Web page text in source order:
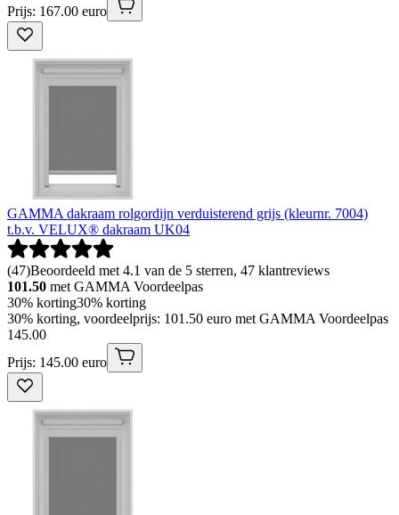
Prijs: 167.00 euro
GAMMA dakraam rolgordijn verduisterend grijs (kleurnr. 7004)
t.b.v. VELUX® dakraam UK04
(47)Beoordeeld met 4.1 van de 5 sterren, 47 klantreviews
101.50 met GAMMA Voordeelpas
30% korting30% korting
30% korting, voordeelprijs: 101.50 euro met GAMMA Voordeelpas
145.00
Prijs: 145.00 euro